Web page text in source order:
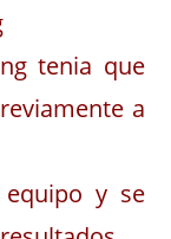
tenia que
a
y se